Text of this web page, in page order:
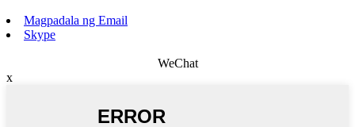
Magpadala ng Email
Skype
WeChat
x